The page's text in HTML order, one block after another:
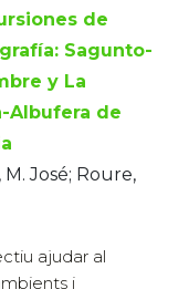
de
Sagunto-
y La
Albufera de
José; Roure,
ajudar al
i